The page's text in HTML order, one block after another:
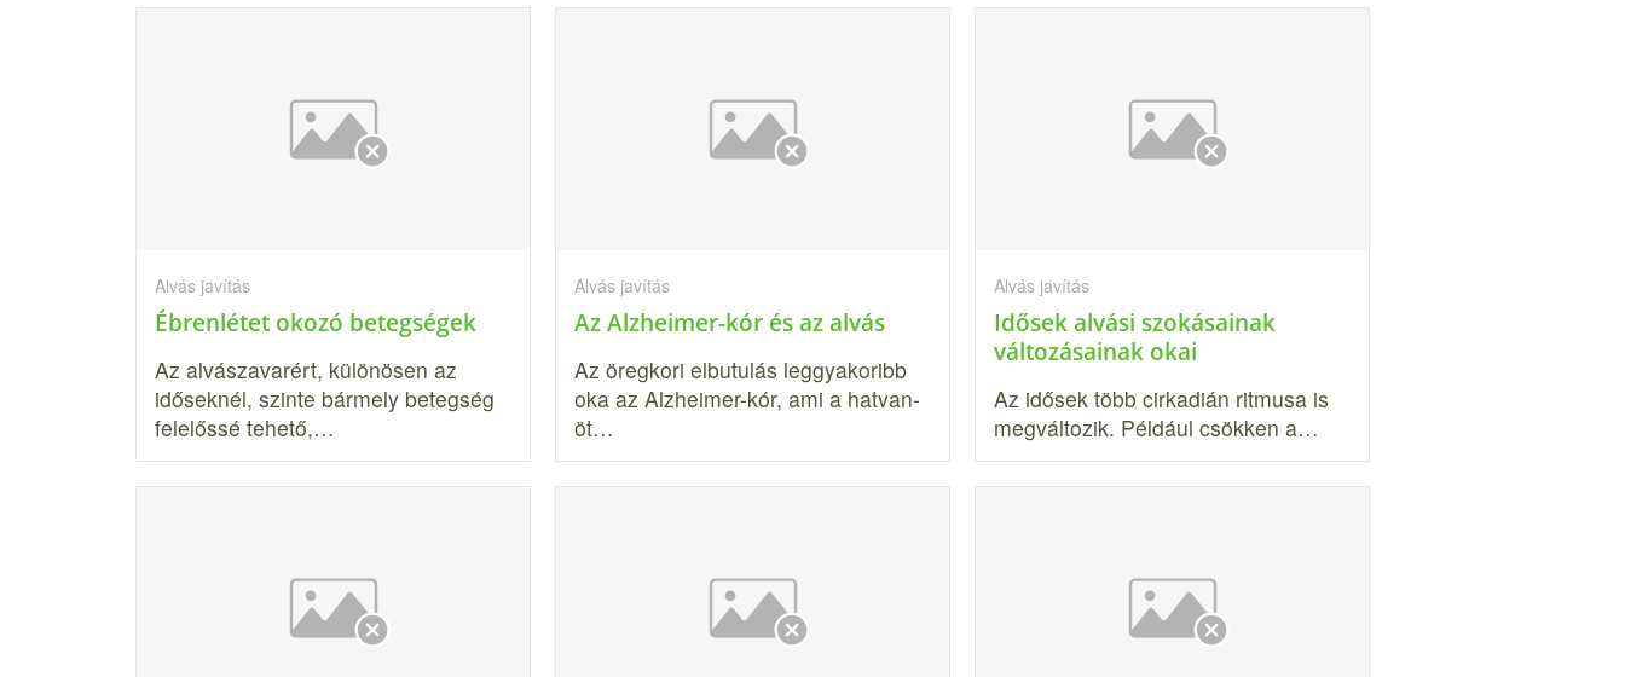
Alvás javítás
Ébrenlétet okozó betegségek
Az alvászavarért, különösen az
időseknél, szinte bármely betegség
fele­lőssé tehető,…
Alvás javítás
Az Alzheimer-kór és az alvás
Az öregkori elbutulás leggyakoribb
oka az Alzheimer-kór, ami a hatvan­
öt…
Alvás javítás
Idősek alvási szokásainak
változásainak okai
Az idősek több cirkadián ritmusa is
megváltozik. Például csökken a…